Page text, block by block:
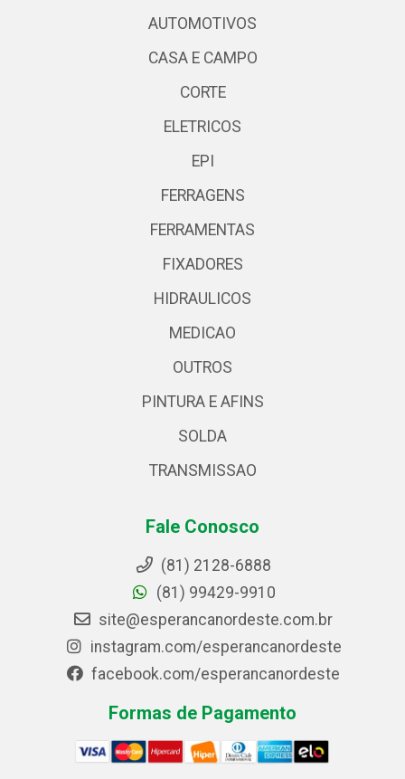
AUTOMOTIVOS
CASA E CAMPO
CORTE
ELETRICOS
EPI
FERRAGENS
FERRAMENTAS
FIXADORES
HIDRAULICOS
MEDICAO
OUTROS
PINTURA E AFINS
SOLDA
TRANSMISSAO
Fale Conosco
(81) 2128-6888
(81) 99429-9910
site@esperancanordeste.com.br
instagram.com/esperancanordeste
facebook.com/esperancanordeste
Formas de Pagamento